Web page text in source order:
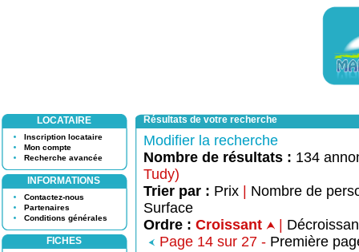
LOCATAIRE
Inscription locataire
Mon compte
Recherche avancée
INFORMATIONS
Contactez-nous
Partenaires
Conditions générales
FICHES
Résultats de votre recherche
Modifier la recherche
Nombre de résultats : 134
Tudy)
Trier par : Prix
Nombre de
Surface
Ordre : Croissant
Page 14 sur 27 - Première